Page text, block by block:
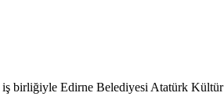
birliğiyle Edirne Belediyesi Atatürk Kültür